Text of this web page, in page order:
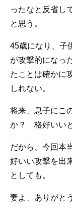
ったなと反省し
と思う。
45歳になり、子
が攻撃的になっ
たことは確かに
しれない。
将来、息子にこ
か？ 格好いい
だから、今回本
好いい攻撃を出
としても。
妻よ、ありがと